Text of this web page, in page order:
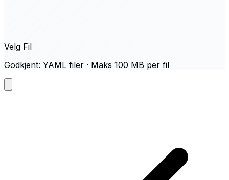
Velg Fil
Godkjent: YAML filer · Maks 100 MB per fil